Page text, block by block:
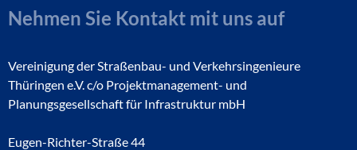
Nehmen Sie Kontakt mit uns auf
Vereinigung der Straßenbau- und Verkehrsingenieure
Thüringen e.V. c/o Projektmanagement- und
Planungsgesellschaft für Infrastruktur mbH
Eugen-Richter-Straße 44